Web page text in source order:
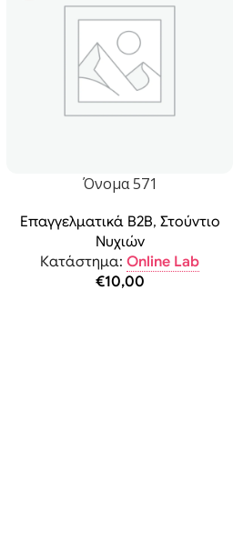
Όνομα 571
Επαγγελματικά B2B, Στούντιο
Νυχιών
Κατάστημα:Online Lab
€10,00